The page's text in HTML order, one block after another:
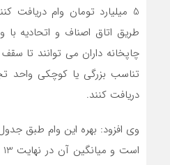
5 ميليارد تومان وام دريافت
طريق اتاق اصناف و اتحاديه
چاپخانه داران مي توانند تا سقف
تناسب بزرگي يا کوچکي واحد
دريافت کنند.
وي افزود: بهره اين وام طبق
است و ميانگين آن در نهايت 13